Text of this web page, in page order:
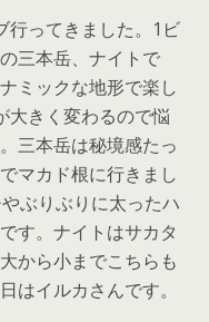
行ってきました。1ビ
三本岳、ナイトで
ミックな地形で楽し
大きく変わるので悩
三本岳は秘境感たっ
マカド根に行きまし
ぶりぶりに太ったハ
す。ナイトはサカタ
から小までこちらも
はイルカさんです。